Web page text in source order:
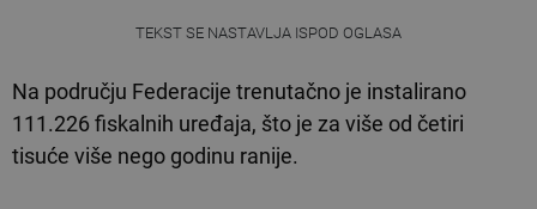
TEKST SE NASTAVLJA ISPOD OGLASA
Na području Federacije trenutačno je instalirano
111.226 fiskalnih uređaja, što je za više od četiri
tisuće više nego godinu ranije.